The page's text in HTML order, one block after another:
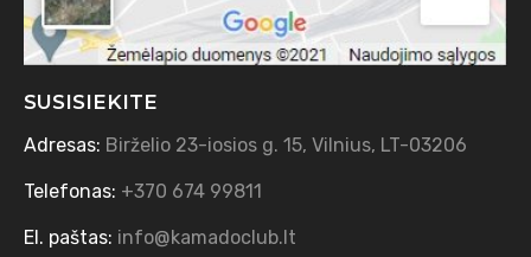
SUSISIEKITE
Adresas: Birželio 23-iosios g. 15, Vilnius, LT-03206
Telefonas: +370 674 99811
El. paštas: info@kamadoclub.lt